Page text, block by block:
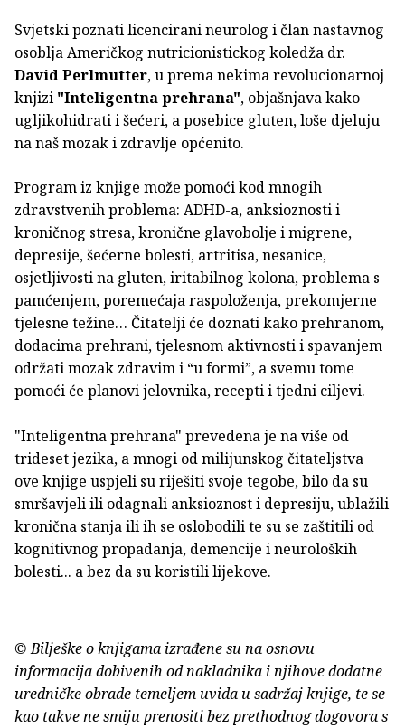
Svjetski poznati licencirani neurolog i član nastavnog
osoblja Američkog nutricionistickog koledža dr.
David Perlmutter, u prema nekima revolucionarnoj
knjizi "Inteligentna prehrana", objašnjava kako
ugljikohidrati i šećeri, a posebice gluten, loše djeluju
na naš mozak i zdravlje općenito.
Program iz knjige može pomoći kod mnogih
zdravstvenih problema: ADHD-a, anksioznosti i
kroničnog stresa, kronične glavobolje i migrene,
depresije, šećerne bolesti, artritisa, nesanice,
osjetljivosti na gluten, iritabilnog kolona, problema s
pamćenjem, poremećaja raspoloženja, prekomjerne
tjelesne težine… Čitatelji će doznati kako prehranom,
dodacima prehrani, tjelesnom aktivnosti i spavanjem
održati mozak zdravim i “u formi”, a svemu tome
pomoći će planovi jelovnika, recepti i tjedni ciljevi.
"Inteligentna prehrana" prevedena je na više od
trideset jezika, a mnogi od milijunskog čitateljstva
ove knjige uspjeli su riješiti svoje tegobe, bilo da su
smršavjeli ili odagnali anksioznost i depresiju, ublažili
kronična stanja ili ih se oslobodili te su se zaštitili od
kognitivnog propadanja, demencije i neuroloških
bolesti... a bez da su koristili lijekove.
© Bilješke o knjigama izrađene su na osnovu
informacija dobivenih od nakladnika i njihove dodatne
uredničke obrade temeljem uvida u sadržaj knjige, te se
kao takve ne smiju prenositi bez prethodnog dogovora s